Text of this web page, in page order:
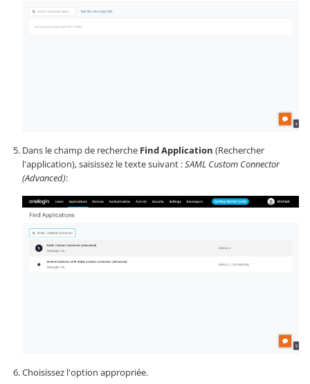
Dans le champ de recherche Find Application (Rechercher
l'application), saisissez le texte suivant :SAML Custom Connector
(Advanced):
Choisissez l'option appropriée.